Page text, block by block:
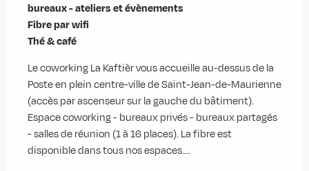
bureaux - ateliers et évènements
Fibre par wifi
Thé & café
Le coworking La Kaftièr vous accueille au-dessus de la
Poste en plein centre-ville de Saint-Jean-de-Maurienne
(accès par ascenseur sur la gauche du bâtiment).
Espace coworking - bureaux privés - bureaux partagés
- salles de réunion (1 à 16 places). La fibre est
disponible dans tous nos espaces....